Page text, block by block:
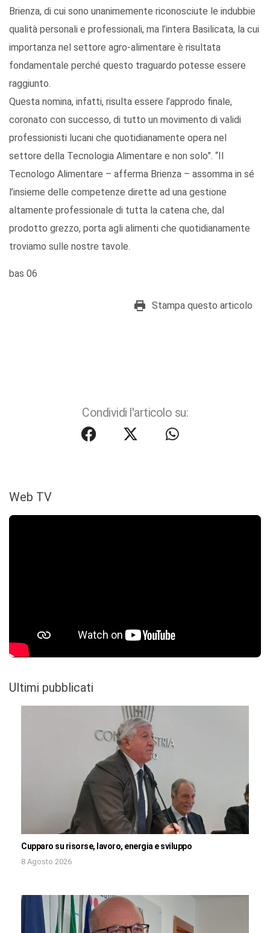
Brienza, di cui sono unanimemente riconosciute le indubbie
qualità personali e professionali, ma l’intera Basilicata, la cui
importanza nel settore agro-alimentare è risultata
fondamentale perché questo traguardo potesse essere
raggiunto.
Questa nomina, infatti, risulta essere l’approdo finale,
coronato con successo, di tutto un movimento di validi
professionisti lucani che quotidianamente opera nel
settore della Tecnologia Alimentare e non solo”. “Il
Tecnologo Alimentare – afferma Brienza – assomma in sé
l’insieme delle competenze dirette ad una gestione
altamente professionale di tutta la catena che, dal
prodotto grezzo, porta agli alimenti che quotidianamente
troviamo sulle nostre tavole.
bas 06
Stampa questo articolo
Condividi l'articolo su:
Web TV
Ultimi pubblicati
Cupparo su risorse, lavoro, energia e sviluppo
8 Agosto 2026